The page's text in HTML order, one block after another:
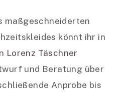
maßgeschneiderten
könnt ihr in
Lorenz Täschner
und Beratung über
Anprobe bis